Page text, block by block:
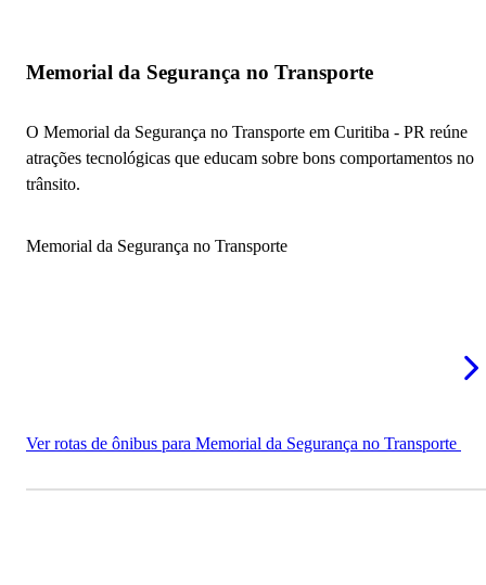
Memorial da Segurança no Transporte
O Memorial da Segurança no Transporte em Curitiba - PR reúne
atrações tecnológicas que educam sobre bons comportamentos no
trânsito.
Memorial da Segurança no Transporte
Ver rotas de ônibus para Memorial da Segurança no Transporte